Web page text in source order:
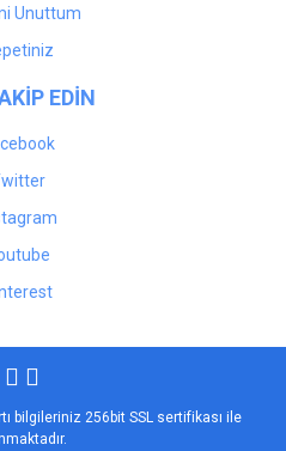
Unuttum
EDİN
bilgileriniz 256bit SSL sertifikası ile